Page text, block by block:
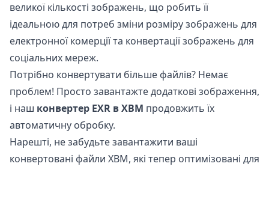
великої кількості зображень, що робить її
ідеальною для потреб зміни розміру зображень для
електронної комерції та конвертації зображень для
соціальних мереж.
Потрібно конвертувати більше файлів? Немає
проблем! Просто завантажте додаткові зображення,
і наш конвертер EXR в XBM продовжить їх
автоматичну обробку.
Нарешті, не забудьте завантажити ваші
конвертовані файли XBM, які тепер оптимізовані для